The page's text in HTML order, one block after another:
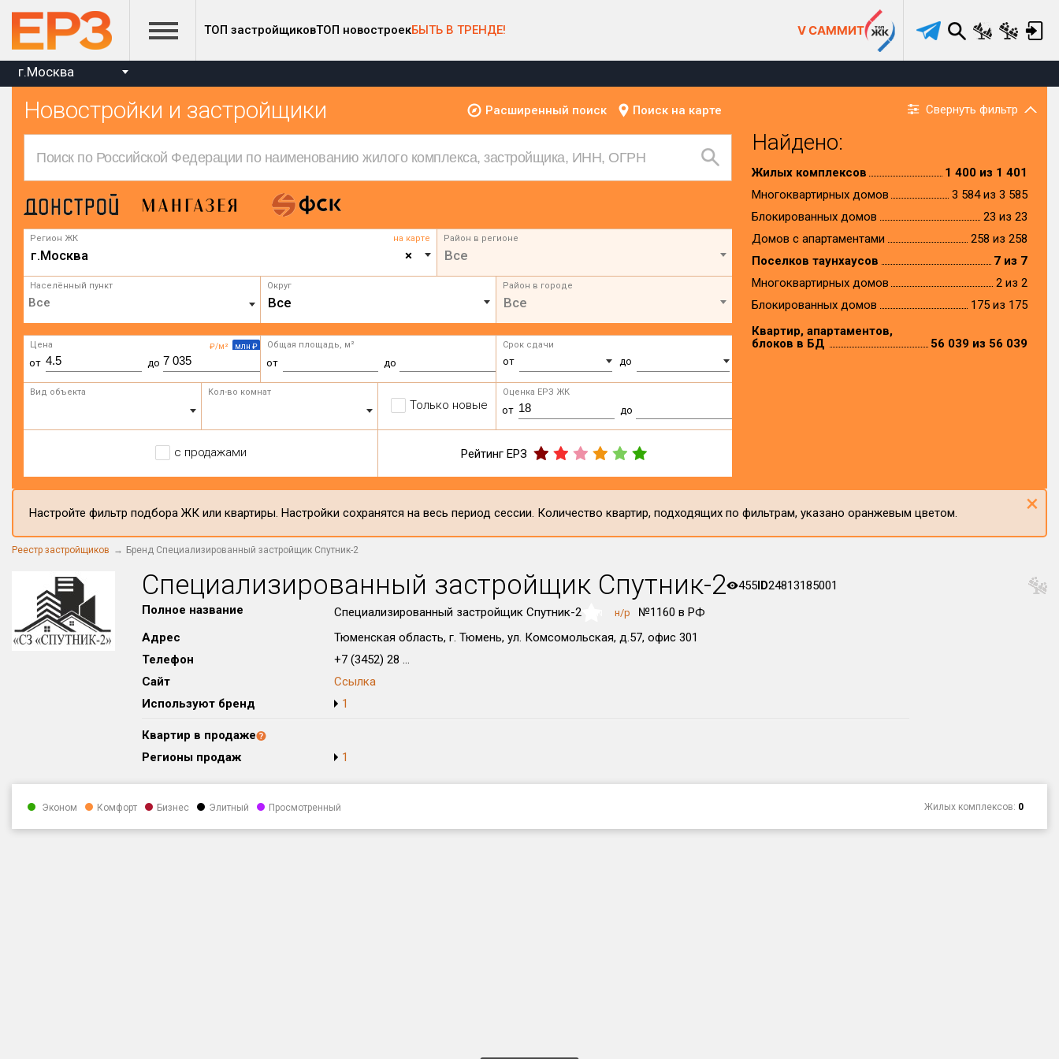
ТОП застройщиковТОП новостроекБЫТЬ В ТРЕНДЕ! V САММИТ
г.Москва
Новостройки и застройщики Расширенный поиск Поиск на карте Свернуть фильтр
Регион ЖК на карте
×
г.Москва
Район в регионе
Все
Населённый пункт Округ
Все
Район в городе
Все
₽/м² млн ₽
Цена
от до
Общая площадь, м²
от до
Срок сдачи
от до
Вид объекта Кол-во комнат
Только новые
Оценка ЕРЗ ЖК
от до
с продажами Рейтинг ЕРЗ
Найдено:
Жилых комплексов
1 400 из 1 401
Многоквартирных домов
3 584 из 3 585
Блокированных домов
23 из 23
Домов с апартаментами
258 из 258
Поселков таунхаусов
7 из 7
Многоквартирных домов
2 из 2
Блокированных домов
175 из 175
Квартир, апартаментов,
блоков в БД
56 039 из 56 039
Настройте фильтр подбора ЖК или квартиры. Настройки сохранятся на весь период сессии. Количество квартир, подходящих по фильтрам, указано оранжевым цветом. ×
Реестр застройщиков Бренд Специализированный застройщик Спутник-2
Специализированный застройщик Спутник-2 455ID24813185001
Полное название
Специализированный застройщик Спутник-2 н/р
№1160 в РФ
Адрес
Тюменская область, г. Тюмень, ул. Комсомольская, д.57, офис 301
Телефон
+7 (3452) 28 ...
Сайт
Ссылка
Используют бренд
1
Квартир в продаже
Регионы продаж
1
Эконом Комфорт Бизнес Элитный Просмотренный Жилых комплексов: 0